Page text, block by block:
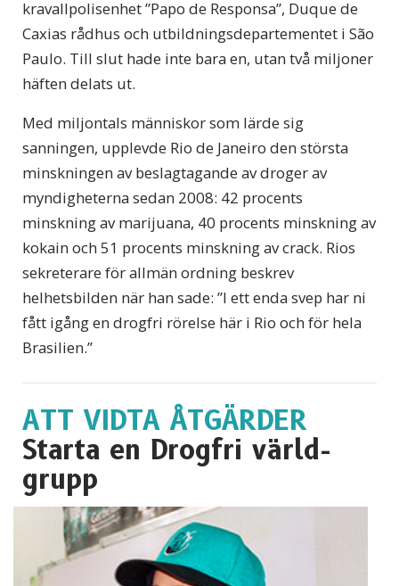
kravallpolisenhet ”Papo de Responsa”, Duque de
Caxias rådhus och utbildningsdepartementet i São
Paulo. Till slut hade inte bara en, utan två miljoner
häften delats ut.
Med miljontals människor som lärde sig
sanningen, upplevde Rio de Janeiro den största
minskningen av beslagtagande av droger av
myndigheterna sedan 2008: 42 procents
minskning av marijuana, 40 procents minskning av
kokain och 51 procents minskning av crack. Rios
sekreterare för allmän ordning beskrev
helhetsbilden när han sade: ”I ett enda svep har ni
fått igång en drogfri rörelse här i Rio och för hela
Brasilien.”
ATT VIDTA ÅTGÄRDER
Starta en Drogfri värld-
grupp